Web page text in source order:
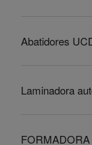
Abatidores
Laminadora